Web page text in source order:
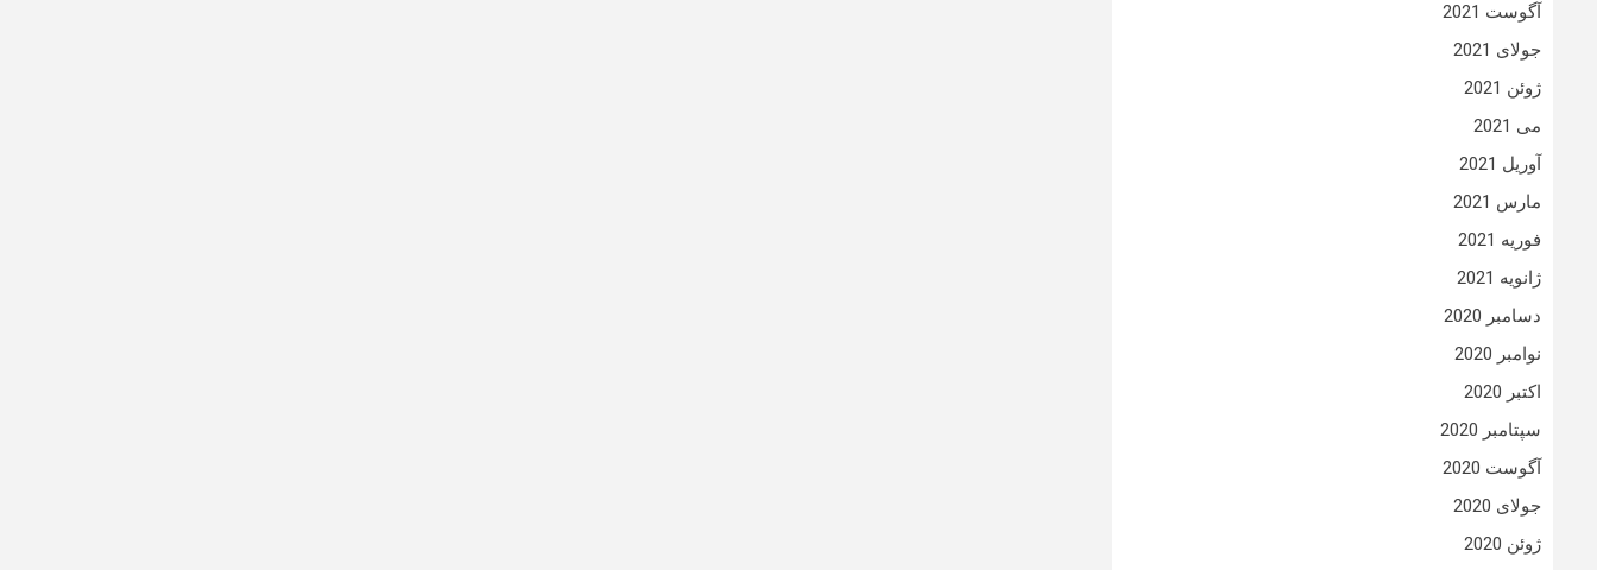
آگوست 2021
جولای 2021
ژوئن 2021
می 2021
آوریل 2021
مارس 2021
فوریه 2021
ژانویه 2021
دسامبر 2020
نوامبر 2020
اکتبر 2020
سپتامبر 2020
آگوست 2020
جولای 2020
ژوئن 2020